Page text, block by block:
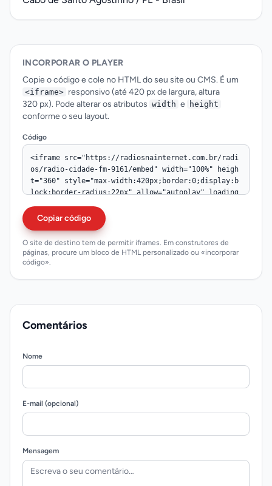
INCORPORAR O PLAYER
Copie o código e cole no HTML do seu site ou CMS. É um
<iframe> responsivo (até 420 px de largura, altura
320 px). Pode alterar os atributos width e height
conforme o seu layout.
Código
Copiar código
O site de destino tem de permitir iframes. Em construtores de
páginas, procure um bloco de HTML personalizado ou «incorporar
código».
Comentários
Nome
E-mail (opcional)
Mensagem